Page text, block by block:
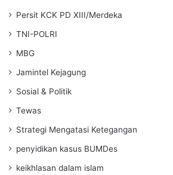
Persit KCK PD XIII/Merdeka
TNI-POLRI
MBG
Jamintel Kejagung
Sosial & Politik
Tewas
Strategi Mengatasi Ketegangan
penyidikan kasus BUMDes
keikhlasan dalam islam